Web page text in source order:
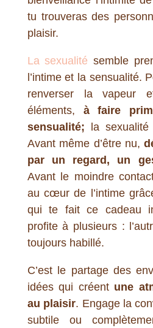
tu trouveras des
plaisir.
La sexualité semble
l’intime et la sensualité.
renverser la vapeur
éléments, à faire
sensualité; la
Avant même d’être nu,
par un regard, un
Avant le moindre
au cœur de l’intime
qui te fait ce cadeau
profite à plusieurs :
toujours habillé.
C’est le partage des
idées qui créentune
au plaisir. Engage la
subtile ou